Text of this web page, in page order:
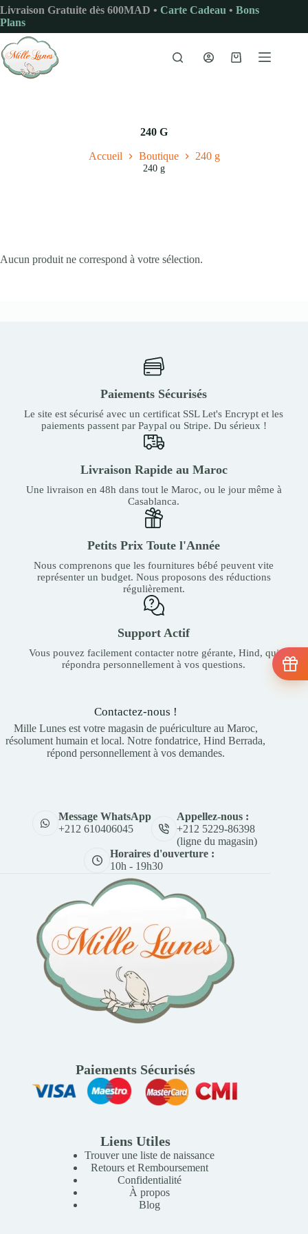
Passer
au
contenu
Livraison Gratuite dès 600MAD • Carte Cadeau • Bons
Plans
Panier
240 G
Accueil Boutique 240 g
240 g
Aucun produit ne correspond à votre sélection.
Paiements Sécurisés
Le site est sécurisé avec un certificat SSL Let's Encrypt et les
paiements passent par Paypal ou Stripe. Du sérieux !
Livraison Rapide au Maroc
Une livraison en 48h dans tout le Maroc, ou le jour même à
Casablanca.
Petits Prix Toute l'Année
Nous comprenons que les fournitures bébé peuvent vite
représenter un budget. Nous proposons des réductions
régulièrement.
Support Actif
Vous pouvez facilement contacter notre gérante, Hind, qui
répondra personnellement à vos questions.
Contactez-nous !
Mille Lunes est votre magasin de puériculture au Maroc,
résolument humain et local. Notre fondatrice, Hind Berrada,
répond personnellement à vos demandes.
Message WhatsApp
+212 610406045
Appellez-nous :
+212 5229-86398
(ligne du magasin)
Horaires d'ouverture :
10h - 19h30
Paiements Sécurisés
Liens Utiles
Trouver une liste de naissance
Retours et Remboursement
Confidentialité
À propos
Blog